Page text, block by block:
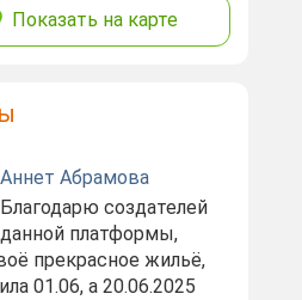
Показать на карте
Аннет Абрамова
Благодарю создателей
данной платформы,
прекрасное жильё,
01.06, а 20.06.2025